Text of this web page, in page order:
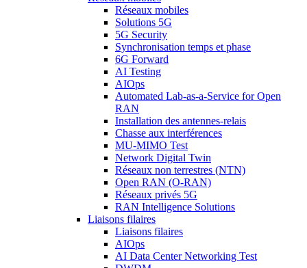
Réseaux mobiles
Solutions 5G
5G Security
Synchronisation temps et phase
6G Forward
AI Testing
AIOps
Automated Lab-as-a-Service for Open
RAN
Installation des antennes-relais
Chasse aux interférences
MU-MIMO Test
Network Digital Twin
Réseaux non terrestres (NTN)
Open RAN (O-RAN)
Réseaux privés 5G
RAN Intelligence Solutions
Liaisons filaires
Liaisons filaires
AIOps
AI Data Center Networking Test